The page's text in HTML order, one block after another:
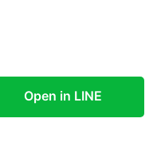
Open in LINE